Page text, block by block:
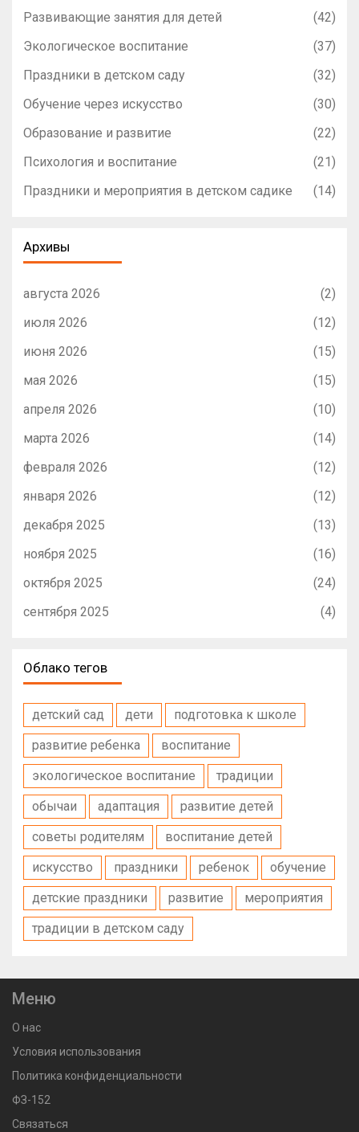
Развивающие занятия для детей
(42)
Экологическое воспитание
(37)
Праздники в детском саду
(32)
Обучение через искусство
(30)
Образование и развитие
(22)
Психология и воспитание
(21)
Праздники и мероприятия в детском садике
(14)
Архивы
августа 2026
(2)
июля 2026
(12)
июня 2026
(15)
мая 2026
(15)
апреля 2026
(10)
марта 2026
(14)
февраля 2026
(12)
января 2026
(12)
декабря 2025
(13)
ноября 2025
(16)
октября 2025
(24)
сентября 2025
(4)
Облако тегов
детский сад дети
подготовка к школе
развитие ребенка
воспитание
экологическое воспитание
традиции
обычаи
адаптация
развитие детей
советы родителям
воспитание детей
искусство
праздники ребенок
обучение
детские праздники
развитие
мероприятия
традиции в детском саду
Меню
О нас
Условия использования
Политика конфиденциальности
ФЗ-152
Связаться